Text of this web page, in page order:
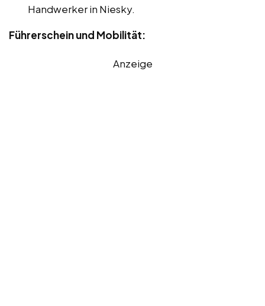
Handwerker in Niesky.
Führerschein und Mobilität:
Anzeige